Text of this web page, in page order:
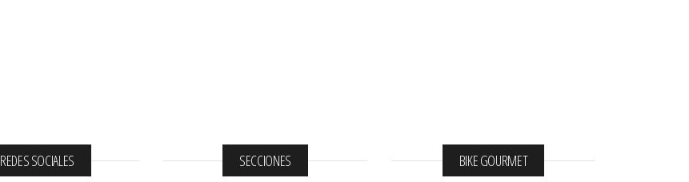
REDES SOCIALES SECCIONES BIKE GOURMET